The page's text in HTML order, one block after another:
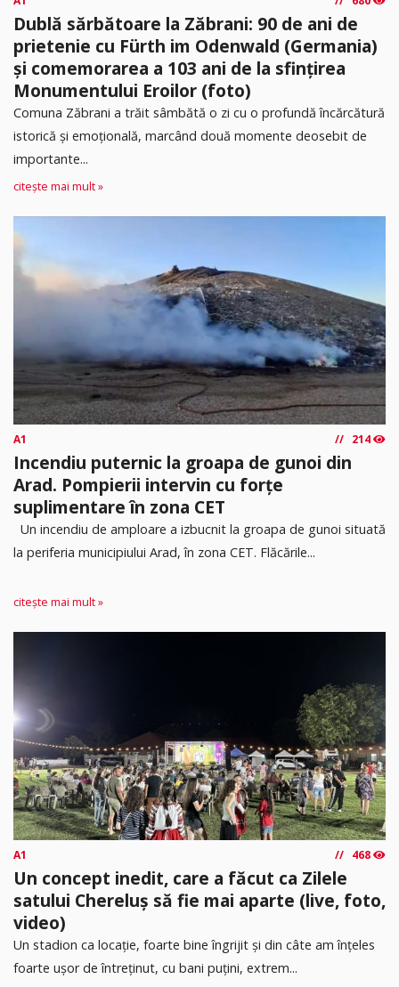
Dublă sărbătoare la Zăbrani: 90 de ani de
prietenie cu Fürth im Odenwald (Germania)
și comemorarea a 103 ani de la sfințirea
Monumentului Eroilor (foto)
Comuna Zăbrani a trăit sâmbătă o zi cu o profundă încărcătură
istorică și emoțională, marcând două momente deosebit de
importante...
citește mai mult »
A1 214
Incendiu puternic la groapa de gunoi din
Arad. Pompierii intervin cu forțe
suplimentare în zona CET
Un incendiu de amploare a izbucnit la groapa de gunoi situată
la periferia municipiului Arad, în zona CET. Flăcările...
citește mai mult »
A1 468
Un concept inedit, care a făcut ca Zilele
satului Chereluș să fie mai aparte (live, foto,
video)
Un stadion ca locație, foarte bine îngrijit și din câte am înțeles
foarte ușor de întreținut, cu bani puțini, extrem...